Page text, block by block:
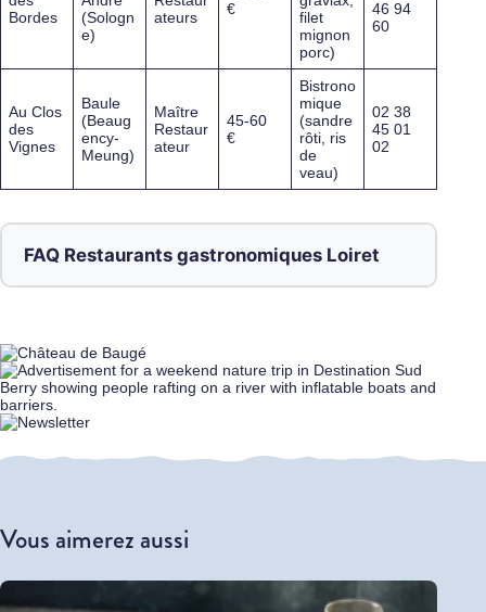
Bordes
(Sologn
e)
ateurs
€
filet
mignon
porc)
46 94
60
Au Clos
des
Vignes
Baule
(Beaug
ency-
Meung)
Maître
Restaur
ateur
45-60
€
Bistrono
mique
(sandre
rôti, ris
de
veau)
02 38
45 01
02
FAQ Restaurants gastronomiques Loiret
Vous aimerez aussi